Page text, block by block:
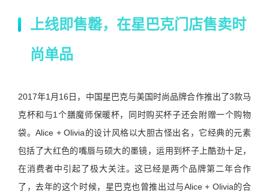
上线即售罄，在星巴克门店售卖时
尚单品
2017年1月16日，中国星巴克与美国时尚品牌合作推出了3款马
克杯和与1个膳魔师保暖杯，同时购买杯子还会附赠一个购物
袋。Alice + Olivia的设计风格以大胆古怪出名，它经典的元素
包括了大红色的嘴唇与硕大的墨镜，运用到杯子上酷劲十足，
在消费者中引起了极大关注。这已经是两个品牌第二年合作
了，去年的这个时候，星巴克也曾推出过与Alice + Olivia的合